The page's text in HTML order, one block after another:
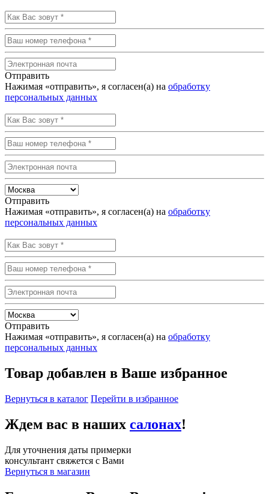
Отправить
Нажимая «отправить», я согласен(а) на обработку
персональных данных
Отправить
Нажимая «отправить», я согласен(а) на обработку
персональных данных
Отправить
Нажимая «отправить», я согласен(а) на обработку
персональных данных
Товар добавлен в Ваше избранное
Вернуться в каталог Перейти в избранное
Ждем вас в наших салонах!
Для уточнения даты примерки
консультант свяжется с Вами
Вернуться в магазин